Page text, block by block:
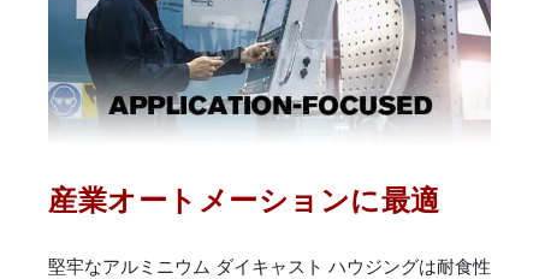
産業オートメーションに最適
堅牢なアルミニウム ダイキャスト ハウジングは耐食性